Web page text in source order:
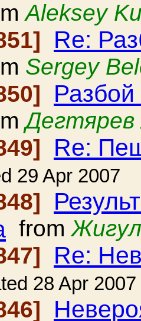
Aleksey
Re:
Sergey
Дегтярев
Re:
29 Apr 2007
from
Re:
28 Apr 2007